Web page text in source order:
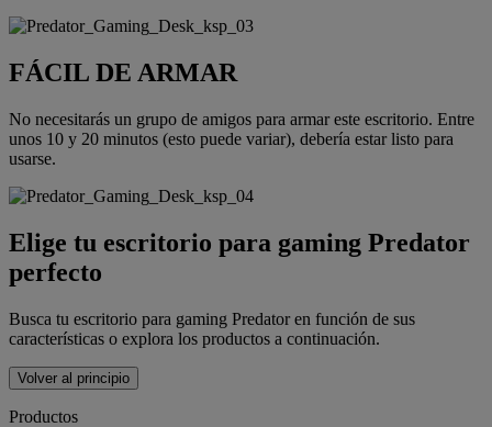
FÁCIL DE ARMAR
No necesitarás un grupo de amigos para armar este escritorio. Entre
unos 10 y 20 minutos (esto puede variar), debería estar listo para
usarse.
Elige tu escritorio para gaming Predator
perfecto
Busca tu escritorio para gaming Predator en función de sus
características o explora los productos a continuación.
Volver al principio
Productos